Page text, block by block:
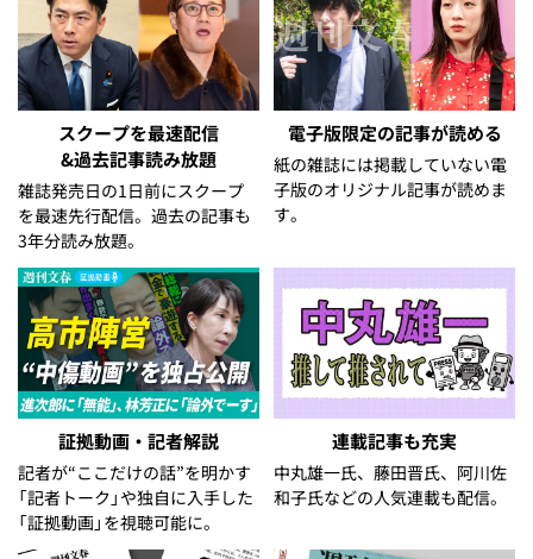
スクープを最速配信
&過去記事読み放題
雑誌発売日の1日前にスクープ
を最速先行配信。過去の記事も
3年分読み放題。
電子版限定の記事が読める
紙の雑誌には掲載していない電
子版のオリジナル記事が読めま
す。
証拠動画・記者解説
記者が“ここだけの話”を明かす
「記者トーク」や独自に入手した
「証拠動画」を視聴可能に。
連載記事も充実
中丸雄一氏、藤田晋氏、阿川佐
和子氏などの人気連載も配信。